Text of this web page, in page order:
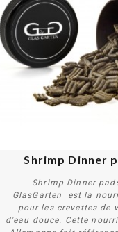
Shrimp Dinner
Shrimp Dinner
GlasGarten est la
pour les crevettes de
d'eau douce. Cette